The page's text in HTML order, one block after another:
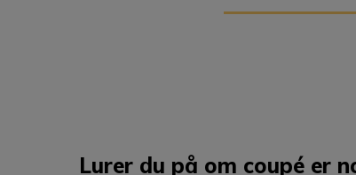
Lurer du på om coupé er